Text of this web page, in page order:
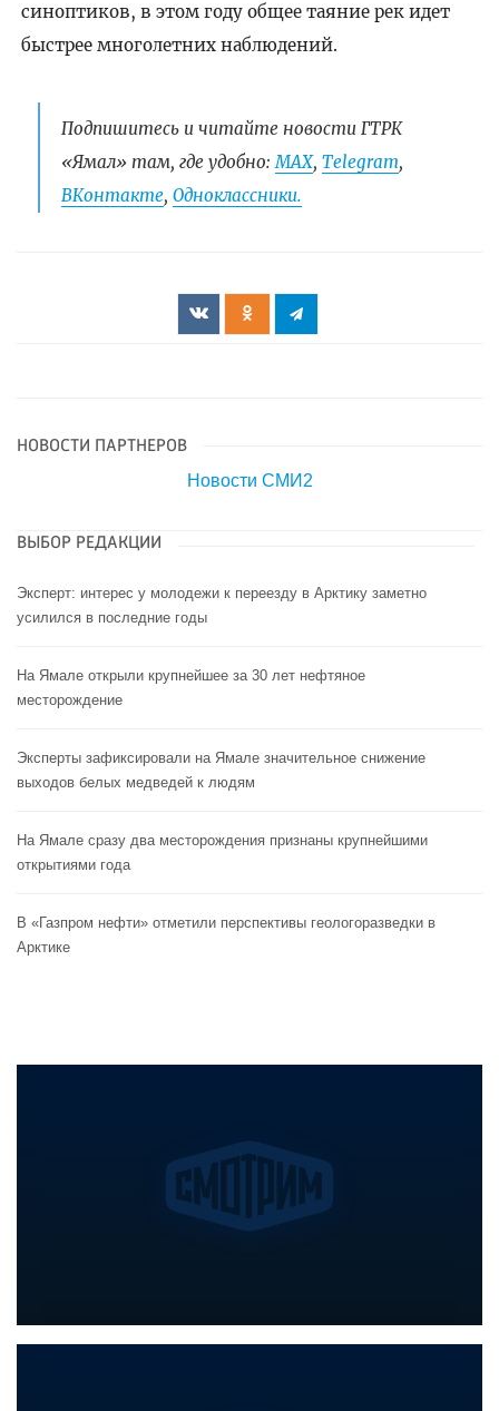
синоптиков, в этом году общее таяние рек идет
быстрее многолетних наблюдений.
Подпишитесь и читайте новости ГТРК
«Ямал» там, где удобно:МАХ, Telegram,
ВКонтакте, Одноклассники.
НОВОСТИ ПАРТНЕРОВ
Новости СМИ2
ВЫБОР РЕДАКЦИИ
Эксперт: интерес у молодежи к переезду в Арктику заметно
усилился в последние годы
На Ямале открыли крупнейшее за 30 лет нефтяное
месторождение
Эксперты зафиксировали на Ямале значительное снижение
выходов белых медведей к людям
На Ямале сразу два месторождения признаны крупнейшими
открытиями года
В «Газпром нефти» отметили перспективы геологоразведки в
Арктике